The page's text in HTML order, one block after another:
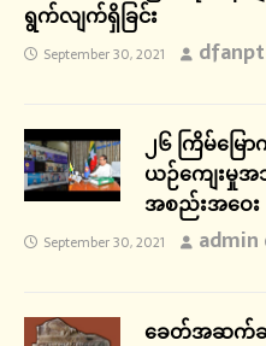
ရွက်လျက်ရှိခြင်း
September 30, 2021 dfanpt
၂၆ ကြိမ်မြ
ယဉ်ကျေးမှုအ
အစည်းအဝေး
September 30, 2021 admin
ခေတ်အဆက်ဆ